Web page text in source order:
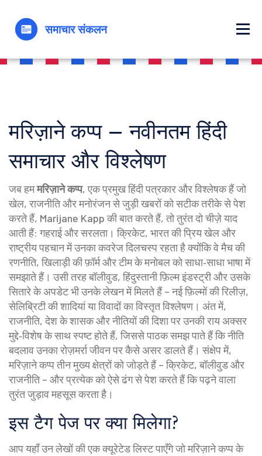
मरिज़ाने कप्प – नवीनतम हिंदी
समाचार और विश्लेषण
जब हममरिज़ाने कप्प,एक प्रमुख हिंदी पत्रकार और विश्लेषक हैं जो
खेल, राजनीति और मनोरंजन से जुड़ी खबरों को सटीक तरीके से पेश
करते हैं, Marijane Kappकी बात करते हैं, तो तुरंत दो चीज़े याद
आती हैं: गहराई और सरलता।क्रिकेट, भारत की प्रिय खेल और
राष्ट्रीय पहचानमें उनका कवरेज दिलचस्प रहता है क्योंकि वे मैच की
रणनीति, खिलाड़ी की फ़ॉर्म और टीम के मनोबल को साधा‑साधा भाषा में
समझाते हैं। उसी तरहबॉलीवुड,हिंदुस्तानी फ़िल्म इंडस्ट्री और उसके
सितारेके अपडेट भी उनके लेखन में मिलते हैं – नई फ़िल्मों की रिलीज़,
सेलिब्रिटी की शादियां या विवादों का विस्तृत विश्लेषण। अंत में,
राजनीति,देश के शासक और नीतियों की दिशापर उनकी राय अक्सर
मुद्दे‑विशेष के साथ स्पष्ट होते हैं, जिससे पाठक समझ पाते हैं कि नीति
बदलाव उनका रोज़मर्रा जीवन पर कैसे असर डालते हैं। संक्षेप में,
मरिज़ाने कप्प तीन मुख्य क्षेत्रों को जोड़ते हैं – क्रिकेट, बॉलीवुड और
राजनीति – और प्रत्येक को ऐसे ढंग से पेश करते हैं कि पढ़ने वाला
तुरंत जुड़ाव महसूस करता है।
इस टैग पेज पर क्या मिलेगा?
आप यहाँ उन लेखों की एक क्यूरेटेड लिस्ट पाएँगे जो मरिज़ाने कप्प के